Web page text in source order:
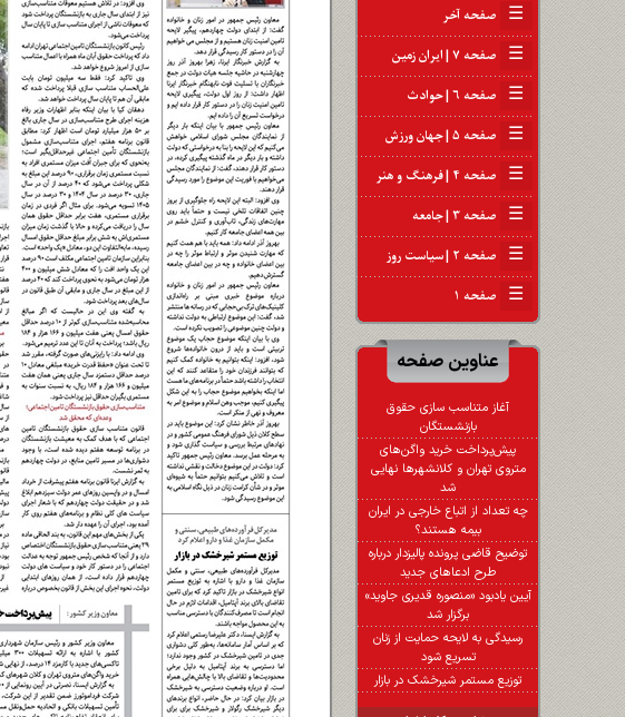
☰ صفحه آخر
☰ صفحه ۷ | ایران زمین
☰ صفحه ۶ | حوادث
☰ صفحه ۵ | جهان ورزش
☰ صفحه ۴ | فرهنگ و هنر
☰ صفحه ۳ | جامعه
☰ صفحه ۲ | سیاست روز
☰ صفحه ۱
عناوین صفحه
آغاز متناسب سازی حقوق
بازنشستگان
پیش‌پرداخت خرید واگن‌های
متروی تهران و کلانشهرها نهایی
شد
چه تعداد از اتباع خارجی در ایران
بیمه هستند؟
توضیح قاضی پرونده پالیزدار درباره
طرح ادعاهای جدید
آیین یادبود «منصوره قدیری جاوید»
برگزار شد
رسیدگی به لایحه حمایت از زنان
تسریع شود
توزیع مستمر شیرخشک در بازار